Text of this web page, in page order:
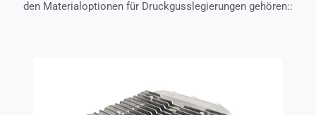
den Materialoptionen für Druckgusslegierungen gehören::